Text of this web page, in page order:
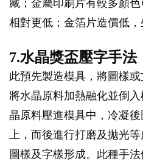
藏；金屬印刷片有較多顏
相對更低；金箔片造價低，
7.水晶獎盃壓字手法
此預先製造模具，將圖樣
將水晶原料加熱融化並倒
晶原料壓進模具中，冷凝
上，而後進行打磨及拋光
圖樣及字樣形成。此種手